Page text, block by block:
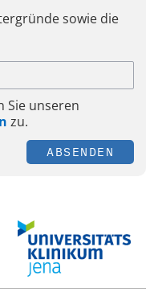
sowie die
Sie unseren
zu.
ABSENDEN